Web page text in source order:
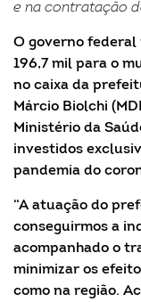
e na contratação
O governo federal
196,7 mil para o
no caixa da
Márcio Biolchi
Ministério da
investidos
pandemia do
“A atuação do
conseguirmos a
acompanhado o
minimizar os
como na região.